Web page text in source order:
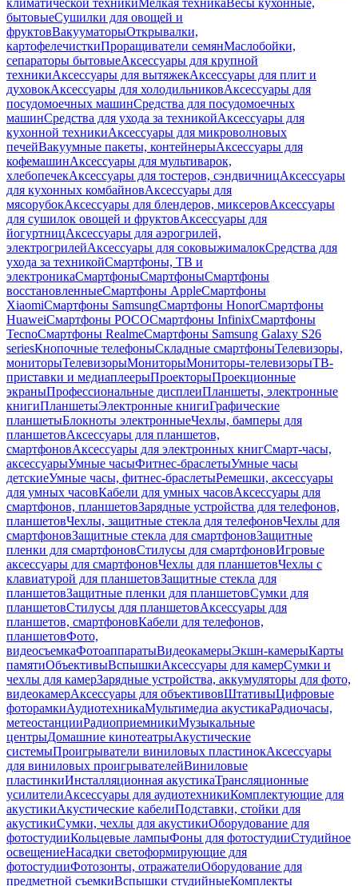
климатической техникиМелкая техникаВесы кухонные,
бытовыеСушилки для овощей и
фруктовВакууматорыОткрывалки,
картофелечисткиПроращиватели семянМаслобойки,
сепараторы бытовыеАксессуары для крупной
техникиАксессуары для вытяжекАксессуары для плит и
духовокАксессуары для холодильниковАксессуары для
посудомоечных машинСредства для посудомоечных
машинСредства для ухода за техникойАксессуары для
кухонной техникиАксессуары для микроволновых
печейВакуумные пакеты, контейнерыАксессуары для
кофемашинАксессуары для мультиварок,
хлебопечекАксессуары для тостеров, сэндвичницАксессуары
для кухонных комбайновАксессуары для
мясорубокАксессуары для блендеров, миксеровАксессуары
для сушилок овощей и фруктовАксессуары для
йогуртницАксессуары для аэрогрилей,
электрогрилейАксессуары для соковыжималокСредства для
ухода за техникойСмартфоны, ТВ и
электроникаСмартфоныСмартфоныСмартфоны
восстановленныеСмартфоны AppleСмартфоны
XiaomiСмартфоны SamsungСмартфоны HonorСмартфоны
HuaweiСмартфоны POCOСмартфоны InfinixСмартфоны
TecnoСмартфоны RealmeСмартфоны Samsung Galaxy S26
seriesКнопочные телефоныСкладные смартфоныТелевизоры,
мониторыТелевизорыМониторыМониторы-телевизорыТВ-
приставки и медиаплеерыПроекторыПроекционные
экраныПрофессиональные дисплеиПланшеты, электронные
книгиПланшетыЭлектронные книгиГрафические
планшетыБлокноты электронныеЧехлы, бамперы для
планшетовАксессуары для планшетов,
смартфоновАксессуары для электронных книгСмарт-часы,
аксессуарыУмные часыФитнес-браслетыУмные часы
детскиеУмные часы, фитнес-браслетыРемешки, аксессуары
для умных часовКабели для умных часовАксессуары для
смартфонов, планшетовЗарядные устройства для телефонов,
планшетовЧехлы, защитные стекла для телефоновЧехлы для
смартфоновЗащитные стекла для смартфоновЗащитные
пленки для смартфоновСтилусы для смартфоновИгровые
аксессуары для смартфоновЧехлы для планшетовЧехлы с
клавиатурой для планшетовЗащитные стекла для
планшетовЗащитные пленки для планшетовСумки для
планшетовСтилусы для планшетовАксессуары для
планшетов, смартфоновКабели для телефонов,
планшетовФото,
видеосъемкаФотоаппаратыВидеокамерыЭкшн-камерыКарты
памятиОбъективыВспышкиАксессуары для камерСумки и
чехлы для камерЗарядные устройства, аккумуляторы для фото,
видеокамерАксессуары для объективовШтативыЦифровые
фоторамкиАудиотехникаМультимедиа акустикаРадиочасы,
метеостанцииРадиоприемникиМузыкальные
центрыДомашние кинотеатрыАкустические
системыПроигрыватели виниловых пластинокАксессуары
для виниловых проигрывателейВиниловые
пластинкиИнсталляционная акустикаТрансляционные
усилителиАксессуары для аудиотехникиКомплектующие для
акустикиАкустические кабелиПодставки, стойки для
акустикиСумки, чехлы для акустикиОборудование для
фотостудииКольцевые лампыФоны для фотостудииСтудийное
освещениеНасадки светоформирующие для
фотостудииФотозонты, отражателиОборудование для
предметной съемкиВспышки студийныеКомплекты